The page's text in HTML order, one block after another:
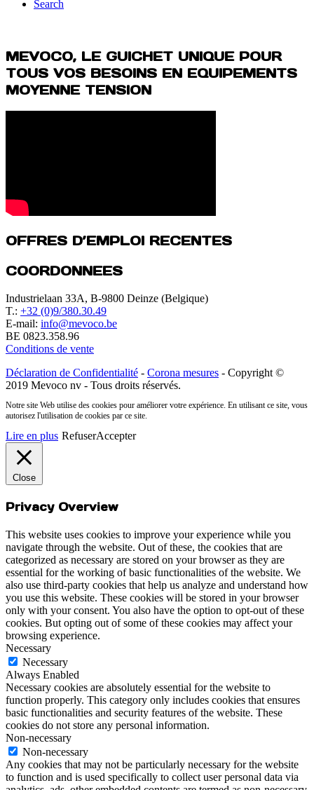
Search
MEVOCO, LE GUICHET UNIQUE POUR
TOUS VOS BESOINS EN EQUIPEMENTS
MOYENNE TENSION
OFFRES D’EMPLOI RECENTES
COORDONNEES
Industrielaan 33A, B-9800 Deinze (Belgique)
T.: +32 (0)9/380.30.49
E-mail: info@mevoco.be
BE 0823.358.96
Conditions de vente
Déclaration de Confidentialité - Corona mesures - Copyright ©
2019 Mevoco nv - Tous droits réservés.
Notre site Web utilise des cookies pour améliorer votre expérience. En utilisant ce site, vous
autorisez l'utilisation de cookies par ce site.
Lire en plus RefuserAccepter
Close
Privacy Overview
This website uses cookies to improve your experience while you
navigate through the website. Out of these, the cookies that are
categorized as necessary are stored on your browser as they are
essential for the working of basic functionalities of the website. We
also use third-party cookies that help us analyze and understand how
you use this website. These cookies will be stored in your browser
only with your consent. You also have the option to opt-out of these
cookies. But opting out of some of these cookies may affect your
browsing experience.
Necessary
Necessary
Always Enabled
Necessary cookies are absolutely essential for the website to
function properly. This category only includes cookies that ensures
basic functionalities and security features of the website. These
cookies do not store any personal information.
Non-necessary
Non-necessary
Any cookies that may not be particularly necessary for the website
to function and is used specifically to collect user personal data via